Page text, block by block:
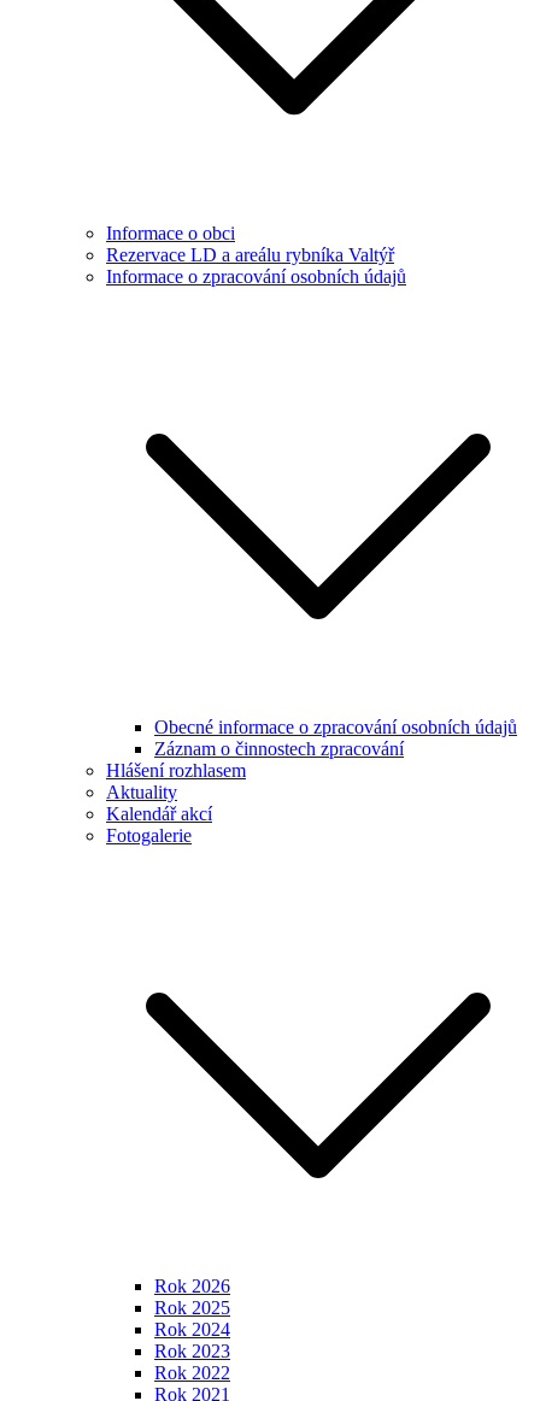
Informace o obci
Rezervace LD a areálu rybníka Valtýř
Informace o zpracování osobních údajů
Obecné informace o zpracování osobních údajů
Záznam o činnostech zpracování
Hlášení rozhlasem
Aktuality
Kalendář akcí
Fotogalerie
Rok 2026
Rok 2025
Rok 2024
Rok 2023
Rok 2022
Rok 2021